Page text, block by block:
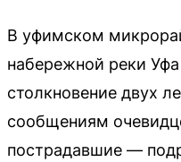
В уфимском
набережной реки
столкновение двух
сообщениям
пострадавшие —